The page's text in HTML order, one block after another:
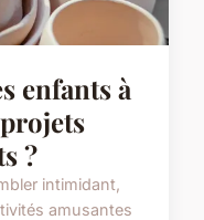
enfants à
?
intimidant,
amusantes